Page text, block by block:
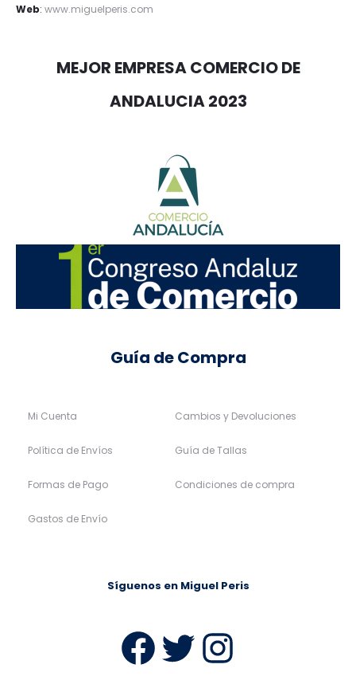
Web: www.miguelperis.com
MEJOR EMPRESA COMERCIO DE
ANDALUCIA 2023
Guía de Compra
Mi Cuenta
Política de Envíos
Formas de Pago
Gastos de Envío
Cambios y Devoluciones
Guía de Tallas
Condiciones de compra
Síguenos en Miguel Peris
Facebook
Twitter